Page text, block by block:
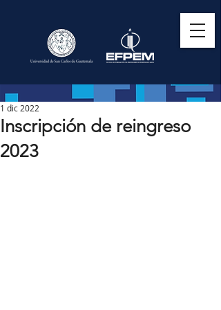
Inscripción de reingreso
2023
1 dic 2022